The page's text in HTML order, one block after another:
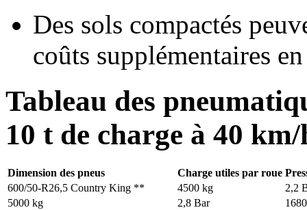
Des sols compactés
coûts supplémentaires
Tableau des
10 t de charge à 40
Dimension des pneus Charge utiles par roue
600/50-R26,5 Country King **
4500 kg
2,2
5000 kg
2,8 Bar